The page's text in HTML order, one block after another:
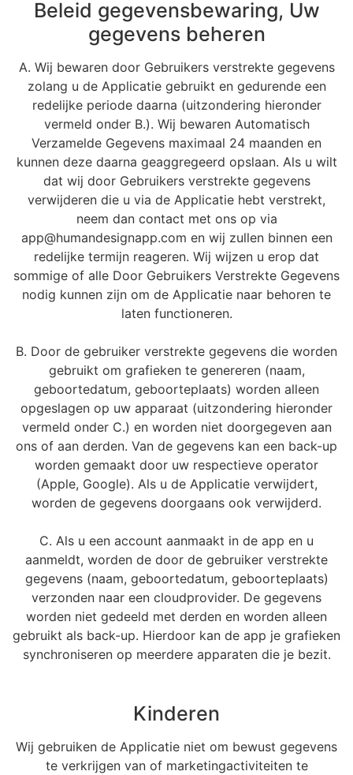
Beleid gegevensbewaring, Uw
gegevens beheren
A. Wij bewaren door Gebruikers verstrekte gegevens
zolang u de Applicatie gebruikt en gedurende een
redelijke periode daarna (uitzondering hieronder
vermeld onder B.). Wij bewaren Automatisch
Verzamelde Gegevens maximaal 24 maanden en
kunnen deze daarna geaggregeerd opslaan. Als u wilt
dat wij door Gebruikers verstrekte gegevens
verwijderen die u via de Applicatie hebt verstrekt,
neem dan contact met ons op via
app@humandesignapp.com en wij zullen binnen een
redelijke termijn reageren. Wij wijzen u erop dat
sommige of alle Door Gebruikers Verstrekte Gegevens
nodig kunnen zijn om de Applicatie naar behoren te
laten functioneren.
B. Door de gebruiker verstrekte gegevens die worden
gebruikt om grafieken te genereren (naam,
geboortedatum, geboorteplaats) worden alleen
opgeslagen op uw apparaat (uitzondering hieronder
vermeld onder C.) en worden niet doorgegeven aan
ons of aan derden. Van de gegevens kan een back-up
worden gemaakt door uw respectieve operator
(Apple, Google). Als u de Applicatie verwijdert,
worden de gegevens doorgaans ook verwijderd.
C. Als u een account aanmaakt in de app en u
aanmeldt, worden de door de gebruiker verstrekte
gegevens (naam, geboortedatum, geboorteplaats)
verzonden naar een cloudprovider. De gegevens
worden niet gedeeld met derden en worden alleen
gebruikt als back-up. Hierdoor kan de app je grafieken
synchroniseren op meerdere apparaten die je bezit.
Kinderen
Wij gebruiken de Applicatie niet om bewust gegevens
te verkrijgen van of marketingactiviteiten te